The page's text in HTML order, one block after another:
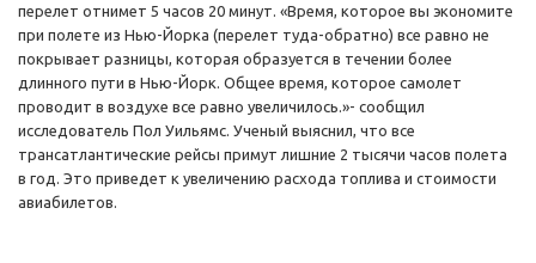
перелет отнимет 5 часов 20 минут. «Время, которое вы экономите
при полете из Нью-Йорка (перелет туда-обратно) все равно не
покрывает разницы, которая образуется в течении более
длинного пути в Нью-Йорк. Общее время, которое самолет
проводит в воздухе все равно увеличилось.»- сообщил
исследователь Пол Уильямс. Ученый выяснил, что все
трансатлантические рейсы примут лишние 2 тысячи часов полета
в год. Это приведет к увеличению расхода топлива и стоимости
авиабилетов.